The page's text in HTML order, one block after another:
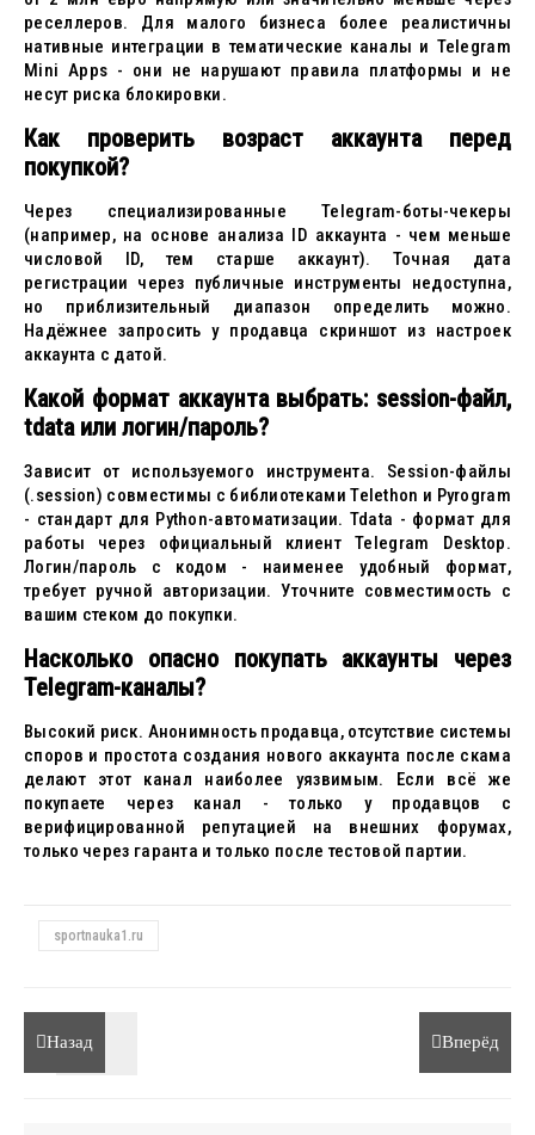
реселлеров. Для малого бизнеса более реалистичны
нативные интеграции в тематические каналы и Telegram
Mini Apps - они не нарушают правила платформы и не
несут риска блокировки.
Как проверить возраст аккаунта перед
покупкой?
Через специализированные Telegram-боты-чекеры
(например, на основе анализа ID аккаунта - чем меньше
числовой ID, тем старше аккаунт). Точная дата
регистрации через публичные инструменты недоступна,
но приблизительный диапазон определить можно.
Надёжнее запросить у продавца скриншот из настроек
аккаунта с датой.
Какой формат аккаунта выбрать: session-файл,
tdata или логин/пароль?
Зависит от используемого инструмента. Session-файлы
(.session) совместимы с библиотеками Telethon и Pyrogram
- стандарт для Python-автоматизации. Tdata - формат для
работы через официальный клиент Telegram Desktop.
Логин/пароль с кодом - наименее удобный формат,
требует ручной авторизации. Уточните совместимость с
вашим стеком до покупки.
Насколько опасно покупать аккаунты через
Telegram-каналы?
Высокий риск. Анонимность продавца, отсутствие системы
споров и простота создания нового аккаунта после скама
делают этот канал наиболее уязвимым. Если всё же
покупаете через канал - только у продавцов с
верифицированной репутацией на внешних форумах,
только через гаранта и только после тестовой партии.
sportnauka1.ru
Назад Вперёд